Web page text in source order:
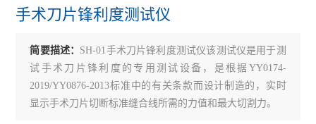
手术刀片锋利度测试仪
简要描述： SH-01手术刀片锋利度测试仪该测试仪是用于测
试手术刀片锋利度的专用测试设备，是根据YY0174-
2019/YY0876-2013标准中的有关条款而设计制造的，实时
显示手术刀片切断标准缝合线所需的力值和最大切割力。